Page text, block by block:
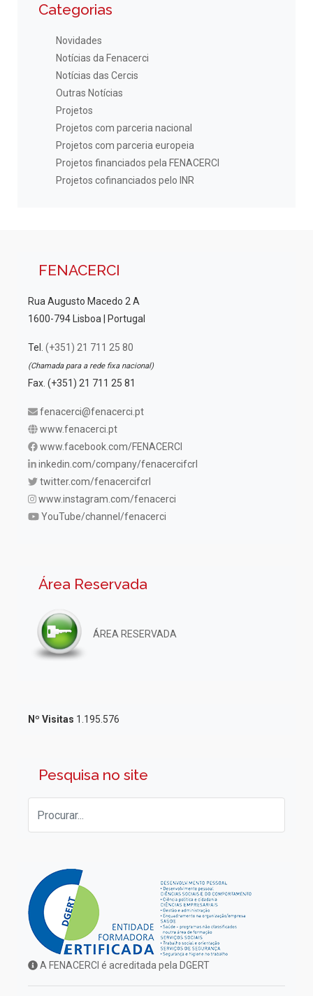
Categorias
Novidades
Notícias da Fenacerci
Notícias das Cercis
Outras Notícias
Projetos
Projetos com parceria nacional
Projetos com parceria europeia
Projetos financiados pela FENACERCI
Projetos cofinanciados pelo INR
FENACERCI
Rua Augusto Macedo 2 A
1600-794 Lisboa | Portugal
Tel. (+351) 21 711 25 80
(Chamada para a rede fixa nacional)
Fax. (+351) 21 711 25 81
fenacerci@fenacerci.pt
www.fenacerci.pt
www.facebook.com/FENACERCI
inkedin.com/company/fenacercifcrl
twitter.com/fenacercifcrl
www.instagram.com/fenacerci
YouTube/channel/fenacerci
Área Reservada
ÁREA RESERVADA
Nº Visitas 1.195.576
Pesquisa no site
A FENACERCI é acreditada pela DGERT